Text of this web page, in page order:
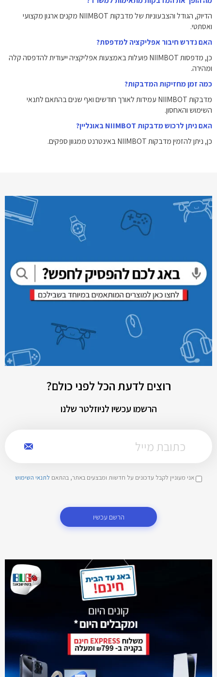
הדיוק, הגודל והצבעוניות של מדבקות NIIMBOT מקנים ארגון מקצועי
ואסתטי.
האם נדרש חיבור אפליקציה למדפסת?
כן, מדפסות NIIMBOT פועלות באמצעות אפליקציה ייעודית להדפסה קלה
ומהירה.
כמה זמן מחזיקות המדבקות?
מדבקות NIIMBOT עמידות לאורך חודשים ואף שנים בהתאם לתנאי
השימוש והאחסון.
האם ניתן לרכוש מדבקות NIIMBOT באונליין?
כן, ניתן להזמין מדבקות NIIMBOT באינטרנט ממגוון ספקים.
רוצים לדעת הכל לפני כולם?
הרשמו עכשיו לניוזלטר שלנו
אני מעוניין לקבל עדכונים על חדשות ומבצעים באתר, בהתאם לתנאי השימוש
הרשם עכשיו